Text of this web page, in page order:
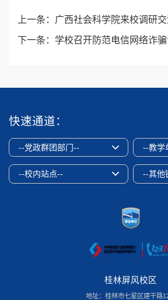
上一条： 广西社会科学院来校调研
下一条： 学校召开防范电信网络诈
快速通道：
--党政群团部门-- --教学
--校内站点-- --其他
桂林屏风校区
地址：桂林市七星区建干路